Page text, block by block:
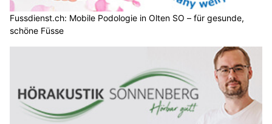
Fussdienst.ch: Mobile Podologie in Olten SO – für gesunde,
schöne Füsse